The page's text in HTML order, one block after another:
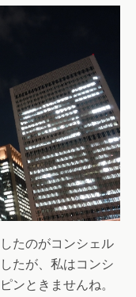
たのがコンシェル
たが、私はコンシ
ンときませんね。